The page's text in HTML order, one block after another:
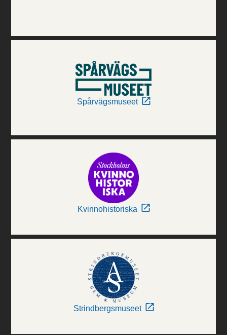
Spårvägsmuseet
Kvinnohistoriska
Strindbergsmuseet